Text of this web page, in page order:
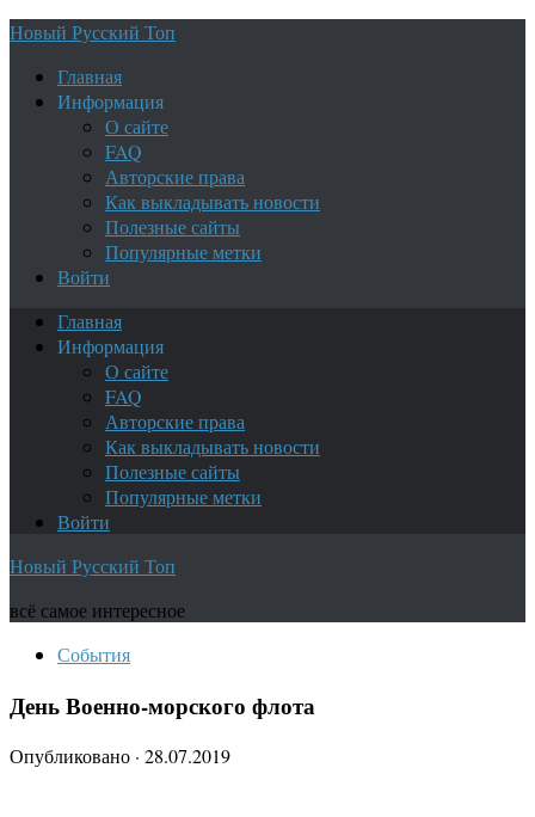
Новый Русский Топ
Главная
Информация
О сайте
FAQ
Авторские права
Как выкладывать новости
Полезные сайты
Популярные метки
Войти
Главная
Информация
О сайте
FAQ
Авторские права
Как выкладывать новости
Полезные сайты
Популярные метки
Войти
Новый Русский Топ
всё самое интересное
События
День Военно-морского флота
Опубликовано · 28.07.2019